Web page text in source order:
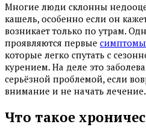
Многие люди склонны
кашель, особенно если он
возникает только по утрам.
проявляются первые симптомы
которые легко спутать с
курением. На деле это
серьёзной проблемой, если
внимание и не начать лечение.
Что такое